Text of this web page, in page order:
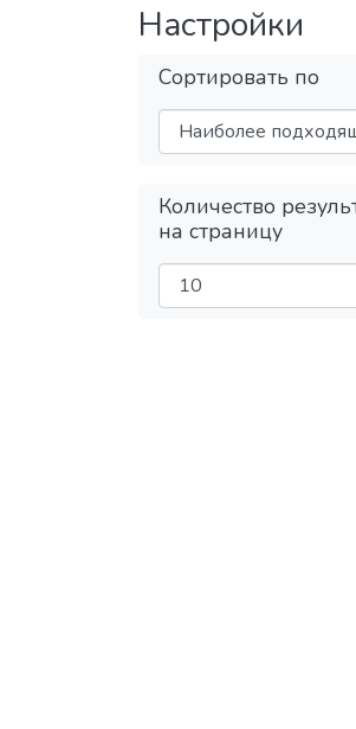
Настройки
Сортировать по
Количество
на страницу